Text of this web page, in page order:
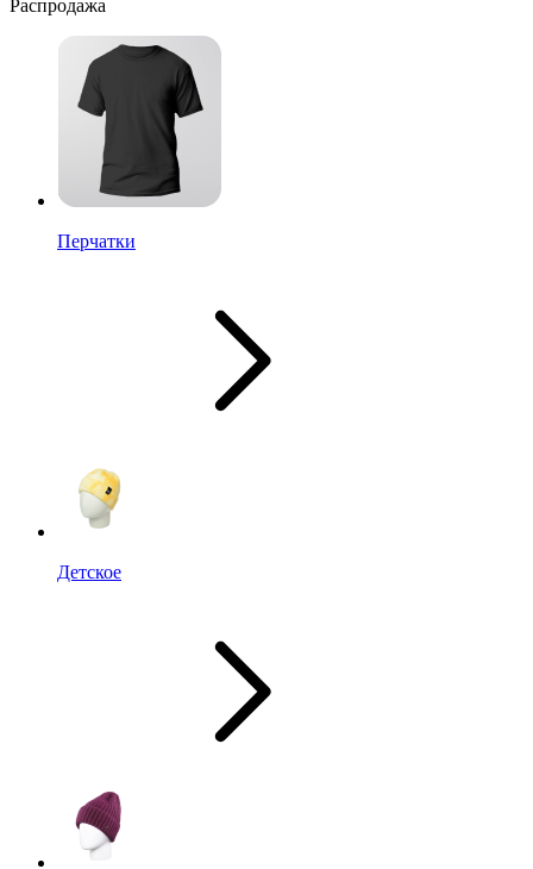
Распродажа
Перчатки
Детское